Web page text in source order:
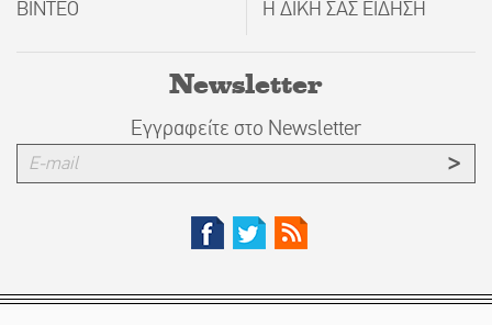
ΒΙΝΤΕΟ
Η ΔΙΚΗ ΣΑΣ ΕΙΔΗΣΗ
Newsletter
Εγγραφείτε στο Newsletter